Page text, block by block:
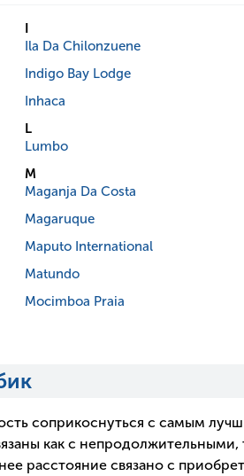
I
Ila Da Chilonzuene
Indigo Bay Lodge
Inhaca
L
Lumbo
M
Maganja Da Costa
Magaruque
Maputo International
Matundo
Mocimboa Praia
соприкоснуться с самым
как с
расстояние связано с